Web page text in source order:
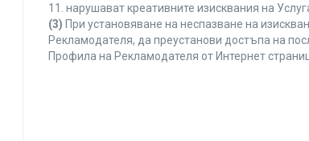
11. нарушават креативните изисквания на
(3) При установяване на неспазване на
Рекламодателя, да преустанови достъпа на
Профила на Рекламодателя от Интернет